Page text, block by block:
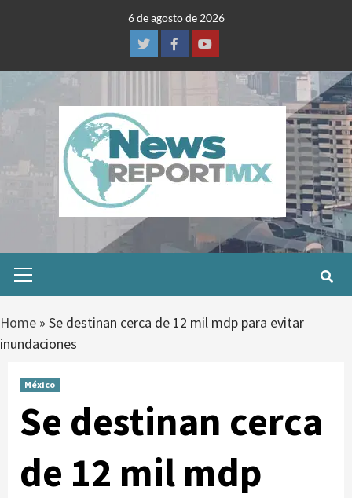
6 de agosto de 2026
TwitterFacebookYoutube
Menu
Home » Se destinan cerca de 12 mil mdp para evitar
inundaciones
México
Se destinan cerca
de 12 mil mdp